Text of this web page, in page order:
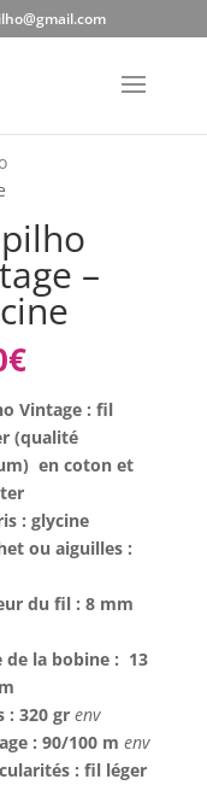
–
€
Vintage : fil
(qualité
en coton et
: glycine
ou aiguilles :
du fil : 8 mm
de la bobine : 13
: 320 grenv
: 90/100 menv
: fil léger